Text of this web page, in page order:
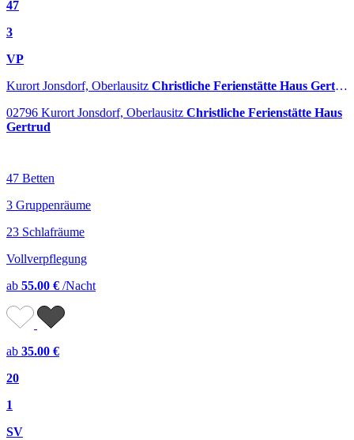
47
3
VP
Kurort Jonsdorf, Oberlausitz Christliche Ferienstätte Haus Gertrud
02796 Kurort Jonsdorf, Oberlausitz Christliche Ferienstätte Haus
Gertrud
47 Betten
3 Gruppenräume
23 Schlafräume
Vollverpflegung
ab 55.00 € /Nacht
ab 35.00 €
20
1
SV